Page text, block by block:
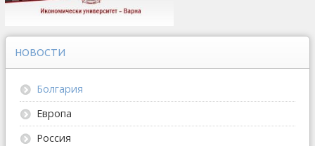
НОВОСТИ
Болгария
Европа
Россия